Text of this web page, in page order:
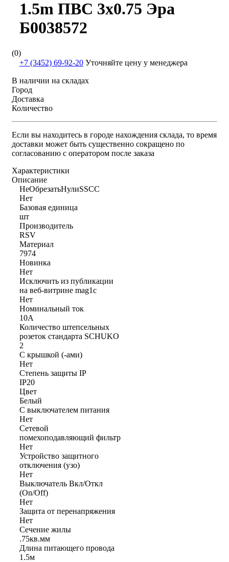
1.5m ПВС 3х0.75 Эра
Б0038572
(0)
+7 (3452) 69-92-20 Уточняйте цену у менеджера
В наличии на складах
Город
Доставка
Количество
Если вы находитесь в городе нахождения склада, то время
доставки может быть существенно сокращено по
согласованию с оператором после заказа
Характеристики
Описание
НеОбрезатьНулиSSCC
Нет
Базовая единица
шт
Производитель
RSV
Материал
7974
Новинка
Нет
Исключить из публикации
на веб-витрине mag1c
Нет
Номинальный ток
10А
Количество штепсельных
розеток стандарта SCHUKO
2
С крышкой (-ами)
Нет
Степень защиты IP
IP20
Цвет
Белый
С выключателем питания
Нет
Сетевой
помехоподавляющий фильтр
Нет
Устройство защитного
отключения (узо)
Нет
Выключатель Вкл/Откл
(On/Off)
Нет
Защита от перенапряжения
Нет
Сечение жилы
.75кв.мм
Длина питающего провода
1.5м